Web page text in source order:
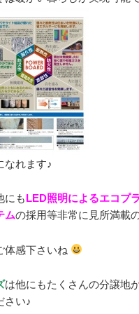
なれます♪
にもLED照明によるエコプ
ムの採用等非常に見所満載
体感下さいね
は他にもたくさんの分譲地
さい♪